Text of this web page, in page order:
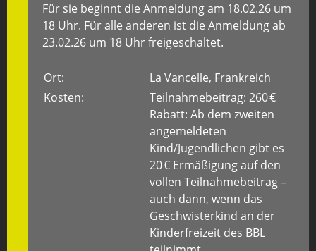
Für sie beginnt die Anmeldung am 18.02.26 um
18 Uhr. Für alle anderen ist die Anmeldung ab
23.02.26 um 18 Uhr freigeschaltet.
Ort:
La Vancelle, Frankreich
Kosten:
Teilnahmebeitrag: 260 €
Rabatt: Ab dem zweiten
angemeldeten
Kind/Jugendlichen gibt es
20 € Ermäßigung auf den
vollen Teilnahmebeitrag –
auch dann, wenn das
Geschwisterkind an der
Kinderfreizeit des BBL